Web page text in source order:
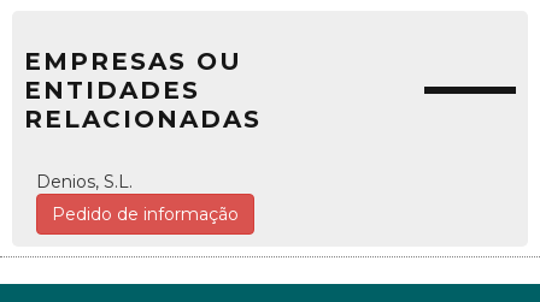
EMPRESAS OU
ENTIDADES
RELACIONADAS
Denios, S.L.
Pedido de informação